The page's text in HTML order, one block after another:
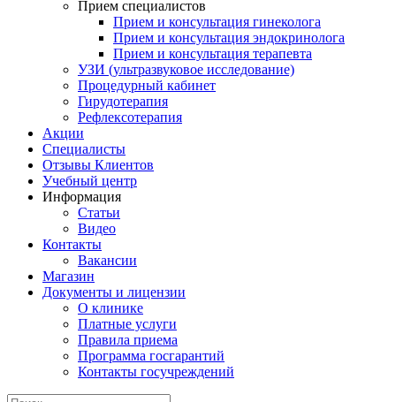
Прием специалистов
Прием и консультация гинеколога
Прием и консультация эндокринолога
Прием и консультация терапевта
УЗИ (ультразвуковое исследование)
Процедурный кабинет
Гирудотерапия
Рефлексотерапия
Акции
Специалисты
Отзывы Клиентов
Учебный центр
Информация
Статьи
Видео
Контакты
Вакансии
Магазин
Документы и лицензии
О клинике
Платные услуги
Правила приема
Программа госгарантий
Контакты госучреждений